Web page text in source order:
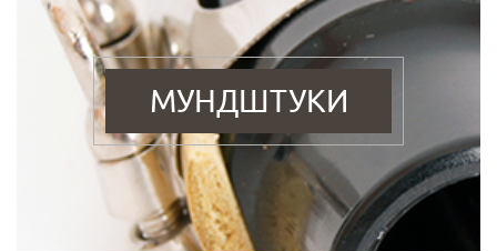
МУНДШТУКИ